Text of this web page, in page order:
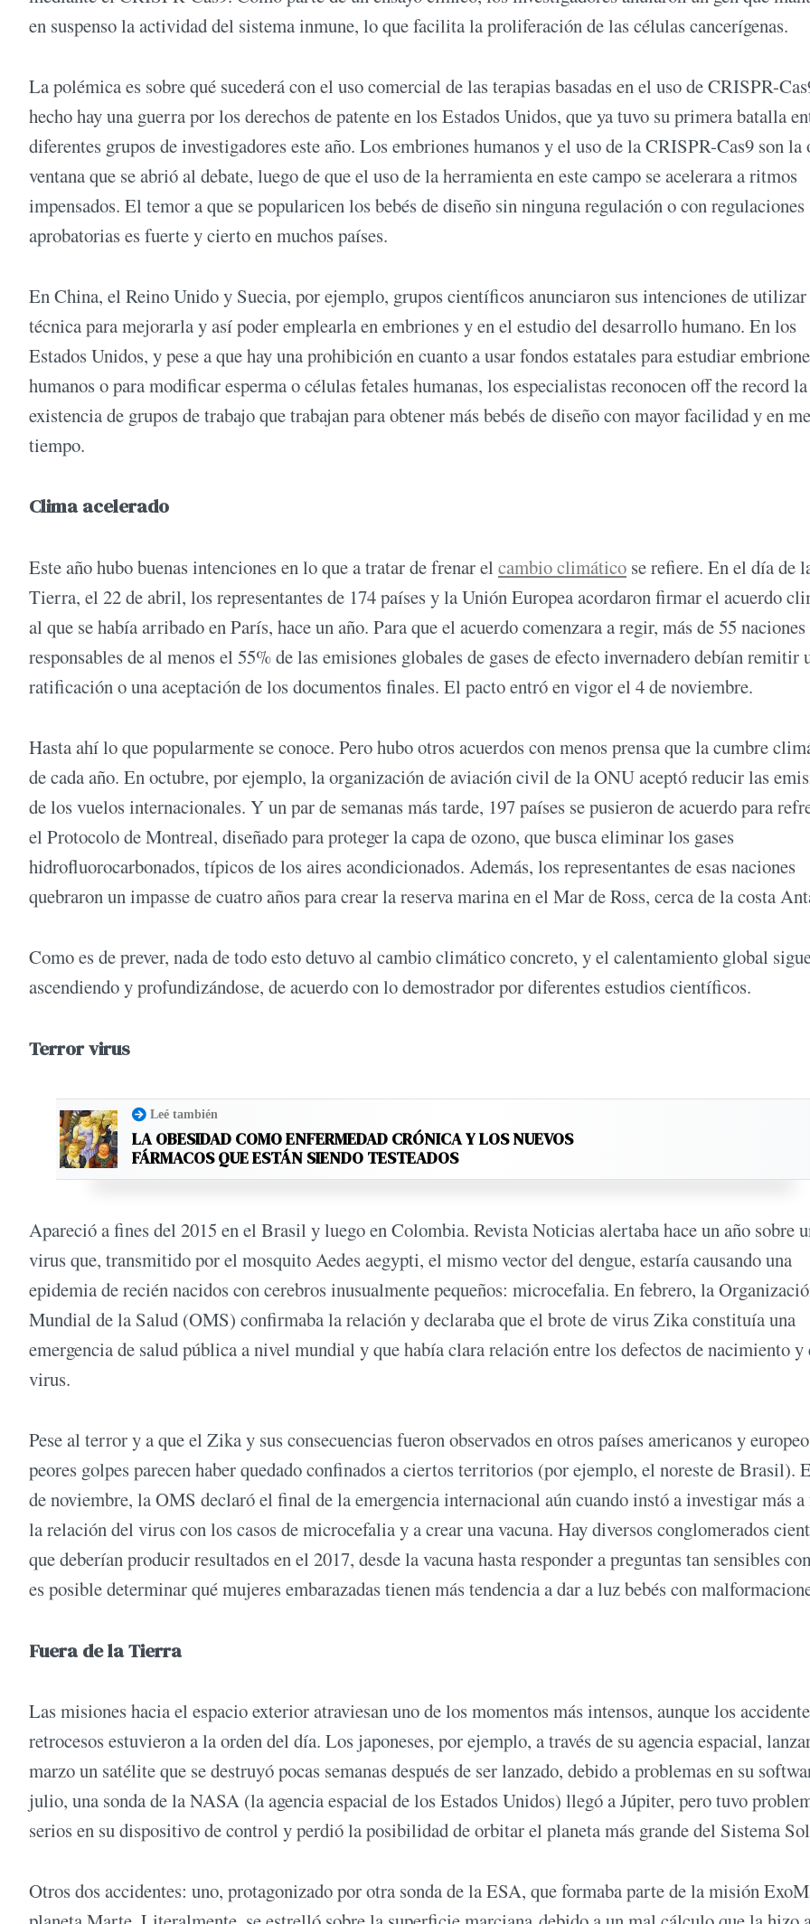
en suspenso la actividad del sistema inmune, lo que facilita la proliferación de las células cancerígenas.
La polémica es sobre qué sucederá con el uso comercial de las terapias basadas en el uso de CRISPR-
hecho hay una guerra por los derechos de patente en los Estados Unidos, que ya tuvo su primera batalla
diferentes grupos de investigadores este año. Los embriones humanos y el uso de la CRISPR-Cas9 son la
ventana que se abrió al debate, luego de que el uso de la herramienta en este campo se acelerara a ritmos
impensados. El temor a que se popularicen los bebés de diseño sin ninguna regulación o con regulaciones
aprobatorias es fuerte y cierto en muchos países.
En China, el Reino Unido y Suecia, por ejemplo, grupos científicos anunciaron sus intenciones de
técnica para mejorarla y así poder emplearla en embriones y en el estudio del desarrollo humano. En los
Estados Unidos, y pese a que hay una prohibición en cuanto a usar fondos estatales para estudiar
humanos o para modificar esperma o células fetales humanas, los especialistas reconocen off the record la
existencia de grupos de trabajo que trabajan para obtener más bebés de diseño con mayor facilidad y en
tiempo.
Clima acelerado
Este año hubo buenas intenciones en lo que a tratar de frenar el cambio climático se refiere. En el día de
Tierra, el 22 de abril, los representantes de 174 países y la Unión Europea acordaron firmar el acuerdo
al que se había arribado en París, hace un año. Para que el acuerdo comenzara a regir, más de 55 naciones
responsables de al menos el 55% de las emisiones globales de gases de efecto invernadero debían remitir
ratificación o una aceptación de los documentos finales. El pacto entró en vigor el 4 de noviembre.
Hasta ahí lo que popularmente se conoce. Pero hubo otros acuerdos con menos prensa que la cumbre
de cada año. En octubre, por ejemplo, la organización de aviación civil de la ONU aceptó reducir las
de los vuelos internacionales. Y un par de semanas más tarde, 197 países se pusieron de acuerdo para
el Protocolo de Montreal, diseñado para proteger la capa de ozono, que busca eliminar los gases
hidrofluorocarbonados, típicos de los aires acondicionados. Además, los representantes de esas naciones
quebraron un impasse de cuatro años para crear la reserva marina en el Mar de Ross, cerca de la costa
Como es de prever, nada de todo esto detuvo al cambio climático concreto, y el calentamiento global
ascendiendo y profundizándose, de acuerdo con lo demostrador por diferentes estudios científicos.
Terror virus
Leé también
LA OBESIDAD COMO ENFERMEDAD CRÓNICA Y LOS NUEVOS
FÁRMACOS QUE ESTÁN SIENDO TESTEADOS
Apareció a fines del 2015 en el Brasil y luego en Colombia. Revista Noticias alertaba hace un año sobre
virus que, transmitido por el mosquito Aedes aegypti, el mismo vector del dengue, estaría causando una
epidemia de recién nacidos con cerebros inusualmente pequeños: microcefalia. En febrero, la
Mundial de la Salud (OMS) confirmaba la relación y declaraba que el brote de virus Zika constituía una
emergencia de salud pública a nivel mundial y que había clara relación entre los defectos de nacimiento y
virus.
Pese al terror y a que el Zika y sus consecuencias fueron observados en otros países americanos y
peores golpes parecen haber quedado confinados a ciertos territorios (por ejemplo, el noreste de Brasil).
de noviembre, la OMS declaró el final de la emergencia internacional aún cuando instó a investigar más a
la relación del virus con los casos de microcefalia y a crear una vacuna. Hay diversos conglomerados
que deberían producir resultados en el 2017, desde la vacuna hasta responder a preguntas tan sensibles
es posible determinar qué mujeres embarazadas tienen más tendencia a dar a luz bebés con
Fuera de la Tierra
Las misiones hacia el espacio exterior atraviesan uno de los momentos más intensos, aunque los
retrocesos estuvieron a la orden del día. Los japoneses, por ejemplo, a través de su agencia espacial,
marzo un satélite que se destruyó pocas semanas después de ser lanzado, debido a problemas en su
julio, una sonda de la NASA (la agencia espacial de los Estados Unidos) llegó a Júpiter, pero tuvo
serios en su dispositivo de control y perdió la posibilidad de orbitar el planeta más grande del Sistema
Otros dos accidentes: uno, protagonizado por otra sonda de la ESA, que formaba parte de la misión